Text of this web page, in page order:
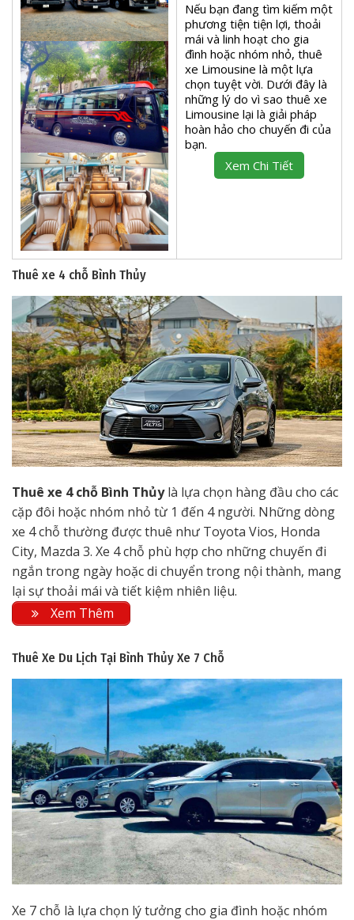
Nếu bạn đang tìm kiếm một
phương tiện tiện lợi, thoải
mái và linh hoạt cho gia
đình hoặc nhóm nhỏ, thuê
xe Limousine là một lựa
chọn tuyệt vời. Dưới đây là
những lý do vì sao thuê xe
Limousine lại là giải pháp
hoàn hảo cho chuyến đi của
bạn.
Xem Chi Tiết
Thuê xe 4 chỗ Bình Thủy
Thuê xe 4 chỗ Bình Thủylà lựa chọn hàng đầu cho các
cặp đôi hoặc nhóm nhỏ từ 1 đến 4 người. Những dòng
xe 4 chỗ thường được thuê như Toyota Vios, Honda
City, Mazda 3. Xe 4 chỗ phù hợp cho những chuyến đi
ngắn trong ngày hoặc di chuyển trong nội thành, mang
lại sự thoải mái và tiết kiệm nhiên liệu.
Xem Thêm
Thuê Xe Du Lịch Tại Bình Thủy Xe 7 Chỗ
Xe 7 chỗ là lựa chọn lý tưởng cho gia đình hoặc nhóm